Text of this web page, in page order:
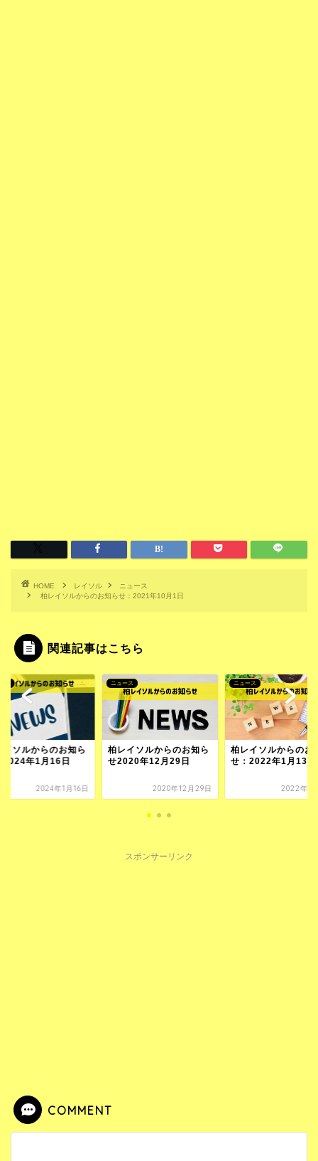
HOME レイソル
ニュース
柏レイソルからのお知らせ：2021年10月1日
関連記事はこちら
イソルからのお知ら
2024年1月16日
2024年1月16日
ニュース
柏レイソルからのお知ら
せ2020年12月29日
2020年12月29日
ニュース
柏レイソルからのお
せ：2022年1月13日
2022年1
スポンサーリンク
COMMENT